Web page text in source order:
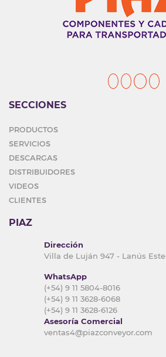
SECCIONES
PRODUCTOS
SERVICIOS
DESCARGAS
DISTRIBUIDORES
VIDEOS
CLIENTES
PIAZ
Dirección
Villa de Luján 947 - Lanús Este
WhatsApp
(+54) 9 11 5804-8016
(+54) 9 11 3628-6068
(+54) 9 11 3628-6126
Asesoría Comercial
ventas4@piazconveyor.com